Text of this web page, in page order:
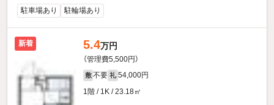
駐車場あり 駐輪場あり
新着 5.4万円
（管理費5,500円）
敷 不要 礼 54,000円
1階 / 1K / 23.18㎡